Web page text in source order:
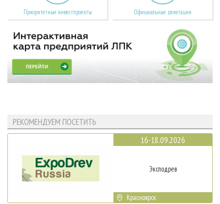
Приоритетные инвестпроекты Официальные делегации
РЕКОМЕНДУЕМ ПОСЕТИТЬ
16-18.09.2026
Эксподрев
Красноярск